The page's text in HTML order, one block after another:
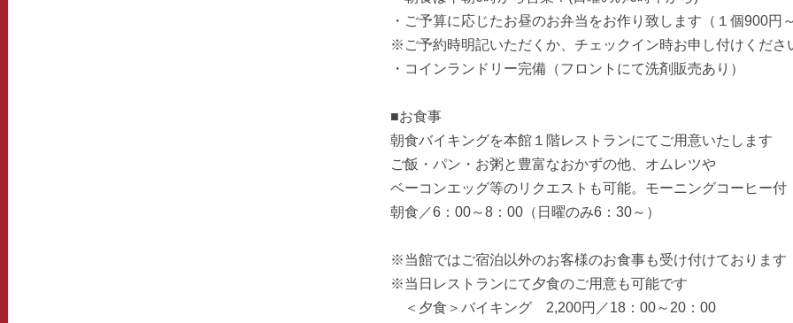
・ご予算に応じたお昼のお弁当をお作り致します（１個900円
※ご予約時明記いただくか、チェックイン時お申し付けくださ
・コインランドリー完備（フロントにて洗剤販売あり）
■お食事
朝食バイキングを本館１階レストランにてご用意いたします
ご飯・パン・お粥と豊富なおかずの他、オムレツや
ベーコンエッグ等のリクエストも可能。モーニングコーヒー付
朝食／6：00～8：00（日曜のみ6：30～）
※当館ではご宿泊以外のお客様のお食事も受け付けております
※当日レストランにて夕食のご用意も可能です
＜夕食＞バイキング 2,200円／18：00～20：00